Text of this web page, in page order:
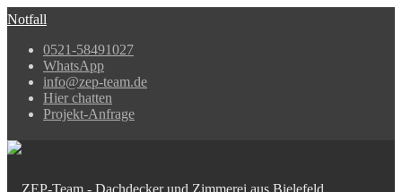
Notfall
0521-58491027
WhatsApp
info@zep-team.de
Hier chatten
Projekt-Anfrage